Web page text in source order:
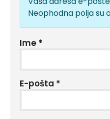
Neophodna polja su
Ime *
E-pošta *